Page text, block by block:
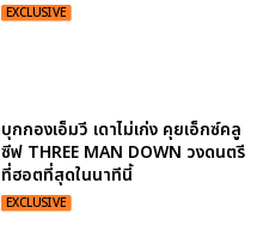
EXCLUSIVE
บุกกองเอ็มวี เดาไม่เก่ง คุยเอ็กซ์คลู
ซีฟ THREE MAN DOWN วงดนตรี
ที่ฮอตที่สุดในนาทีนี้
EXCLUSIVE